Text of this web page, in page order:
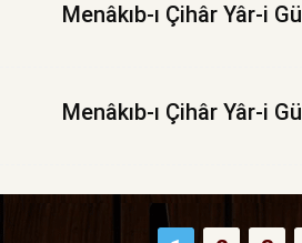
Menâkıb-ı Çihâr Yâr-i
Menâkıb-ı Çihâr Yâr-i